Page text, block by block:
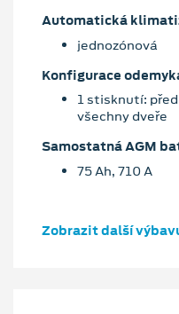
Automatická
jednozónová
Konfigurace
1 stisknutí:
všechny dveře
Samostatná AGM
75 Ah, 710 A
Zobrazit další